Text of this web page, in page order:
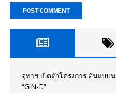
จุฬาฯ เปิดตัวโครงการ ต้นแบบ
“GIN-D”